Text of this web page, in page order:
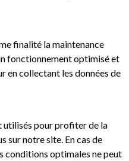
finalité la maintenance
fonctionnement optimisé et
en collectant les données de
utilisés pour profiter de la
sur notre site. En cas de
conditions optimales ne peut